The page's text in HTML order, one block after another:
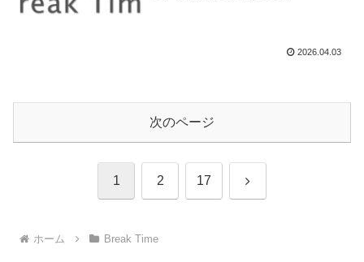
2026.04.03
次のページ
1 2 17 次
ホーム Break Time